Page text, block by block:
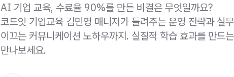
AI 기업 교육, 수료율 90%를 만든 비결은 무엇일까요?
코드잇 기업교육 김민영 매니저가 들려주는 운영 전략과 실
이끄는 커뮤니케이션 노하우까지. 실질적 학습 효과를 만드
만나보세요.